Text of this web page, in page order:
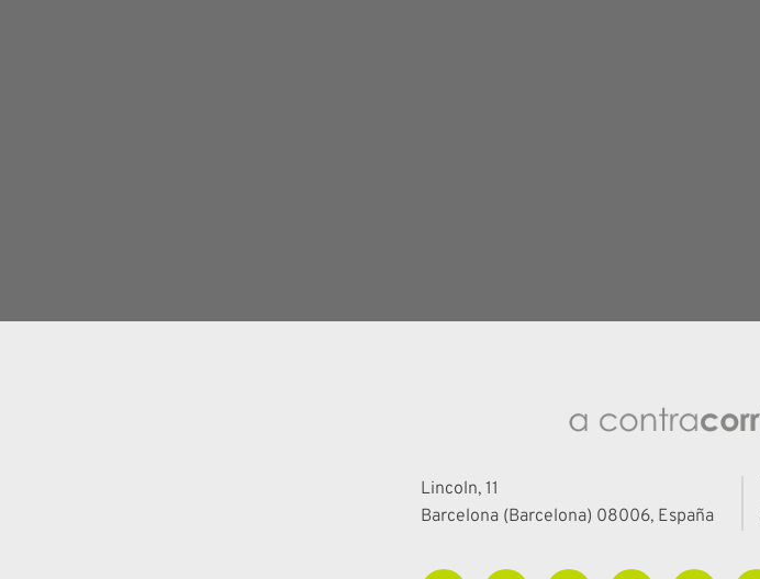
Lincoln, 11
Barcelona (Barcelona) 08006, España